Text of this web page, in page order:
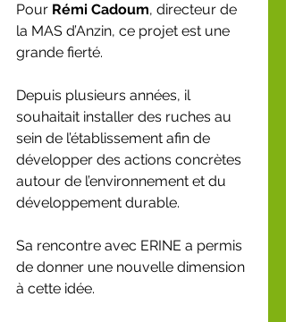
Pour Rémi Cadoum, directeur de
la MAS d’Anzin, ce projet est une
grande fierté.
Depuis plusieurs années, il
souhaitait installer des ruches au
sein de l’établissement afin de
développer des actions concrètes
autour de l’environnement et du
développement durable.
Sa rencontre avec ERINE a permis
de donner une nouvelle dimension
à cette idée.